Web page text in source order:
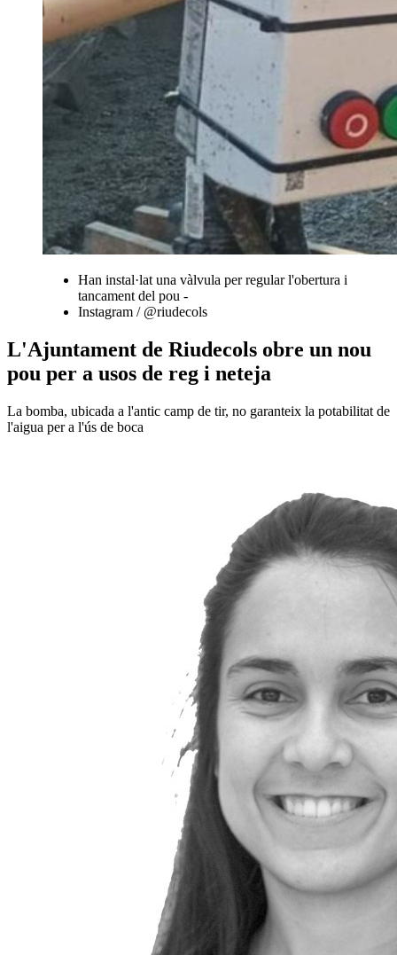
Han instal·lat una vàlvula per regular l'obertura i
tancament del pou -
Instagram / @riudecols
L'Ajuntament de Riudecols obre un nou
pou per a usos de reg i neteja
La bomba, ubicada a l'antic camp de tir, no garanteix la potabilitat de
l'aigua per a l'ús de boca